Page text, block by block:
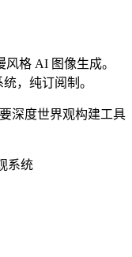
格 AI 图像生成。
，纯订阅制。
深度世界观构建工具
系统